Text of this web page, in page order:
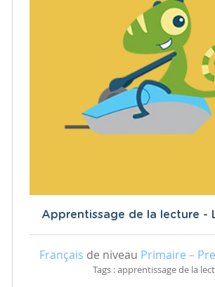
Apprentissage de la lecture -
Français de niveau Primaire –
Tags : apprentissage de la